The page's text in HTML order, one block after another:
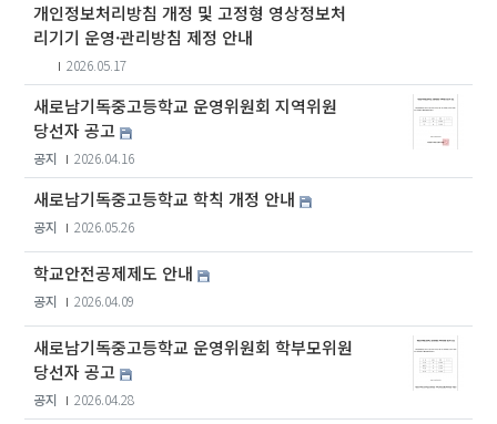
개인정보처리방침 개정 및 고정형 영상정보처
리기기 운영·관리방침 제정 안내
2026.05.17
새로남기독중고등학교 운영위원회 지역위원
당선자 공고
공지 2026.04.16
새로남기독중고등학교 학칙 개정 안내
공지 2026.05.26
학교안전공제제도 안내
공지 2026.04.09
새로남기독중고등학교 운영위원회 학부모위원
당선자 공고
공지 2026.04.28